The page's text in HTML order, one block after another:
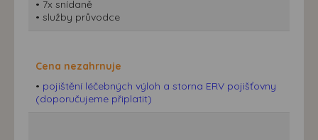
• 7x snídaně
• služby průvodce
Cena nezahrnuje
• pojištění léčebných výloh a storna ERV pojišťovny
(doporučujeme připlatit)